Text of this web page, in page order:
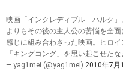
映画「インクレディブル ハルク」
よりもその後の主人公の苦悩を全
感じに組み合わさった映画。ヒロ
「キングコング」を思い起こせたな
— yag1mei (@yag1mei) 2010年7月